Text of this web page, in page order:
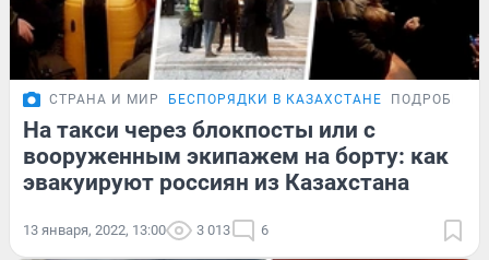
СТРАНА И МИР БЕСПОРЯДКИ В КАЗАХСТАНЕ
На такси через блокпосты или с
вооруженным экипажем на борту: как
эвакуируют россиян из Казахстана
13 января, 2022, 13:00 3 013 6